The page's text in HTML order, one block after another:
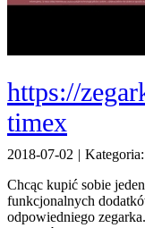
https://
timex
2018-07-02 | Kategoria:
Chcąc kupić sobie
funkcjonalnych
odpowiedniego